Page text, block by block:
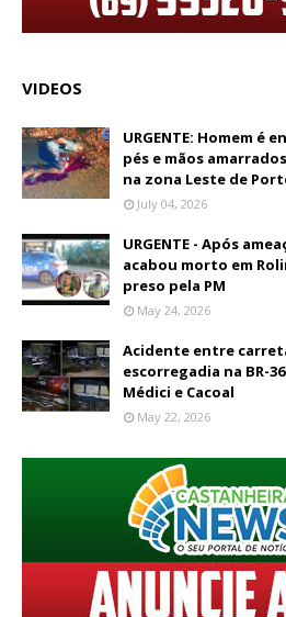
VIDEOS
URGENTE: Homem é
pés e mãos
na zona Leste de
July 04, 2026
URGENTE - Após
acabou morto em
preso pela PM
May 24, 2026
Acidente entre
escorregadia na BR-
Médici e Cacoal
May 22, 2026